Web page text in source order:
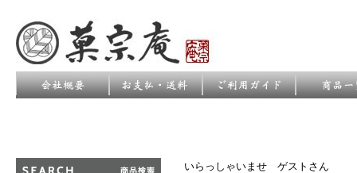
いらっしゃいませ ゲストさん